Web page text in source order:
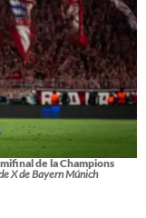
de la Champions
X de Bayern Múnich